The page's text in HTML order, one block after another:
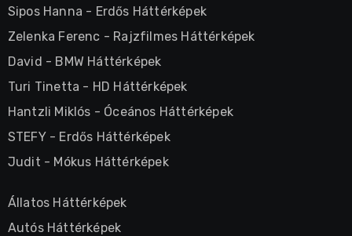
Sipos Hanna - Erdős Háttérképek
Zelenka Ferenc - Rajzfilmes Háttérképek
David - BMW Háttérképek
Turi Tinetta - HD Háttérképek
Hantzli Miklós - Óceános Háttérképek
STEFY- Erdős Háttérképek
Judit - Mókus Háttérképek
Állatos Háttérképek
Autós Háttérképek